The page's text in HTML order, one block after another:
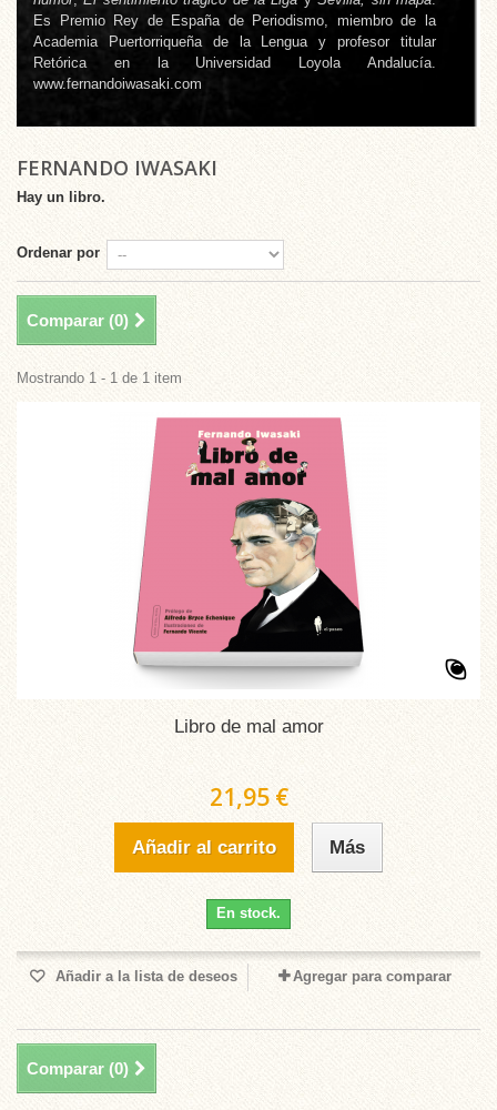
Es Premio Rey de España de Periodismo, miembro de la
Academia Puertorriqueña de la Lengua y profesor titular
Retórica en la Universidad Loyola Andalucía.
www.fernandoiwasaki.com
FERNANDO IWASAKI
Hay un libro.
Ordenar por
Comparar (0)
Mostrando 1 - 1 de 1 item
Libro de mal amor
21,95 €
Añadir al carrito Más
En stock.
Añadir a la lista de deseos Agregar para comparar
Comparar (0)